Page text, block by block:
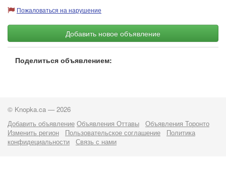
Пожаловаться на нарушение
Добавить новое объявление
Поделиться объявлением:
© Knopka.ca — 2026
Добавить объявление Объявления Оттавы
Объявления Торонто
Изменить регион
Пользовательское соглашение
Политика
конфидециальности
Связь с нами